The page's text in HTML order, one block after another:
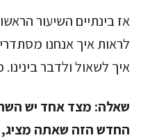
אז בינתיים השיעור
לראות איך אנחנו
איך לשאול ולדבר בינינו.
שאלה: מצד אחד יש
החדש הזה שאתה